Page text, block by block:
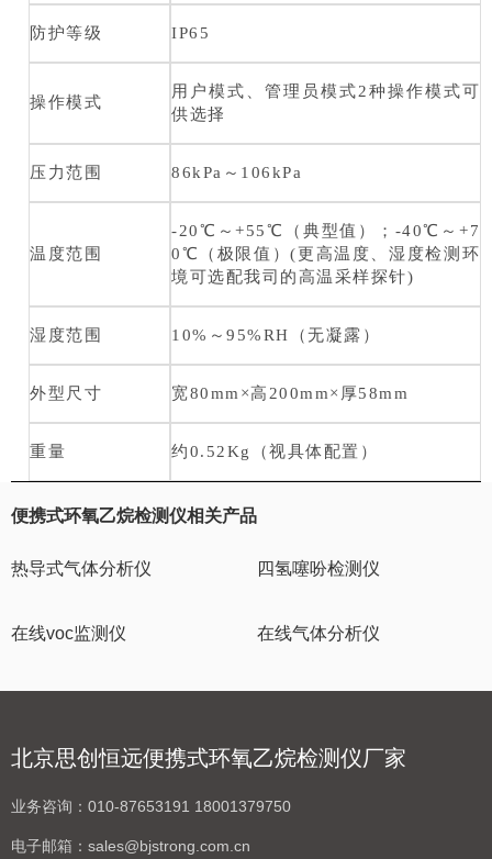
防护等级 IP65
操作模式
用户模式、管理员模式2种操作模式可
供选择
压力范围 86kPa～106kPa
温度范围
-20℃～+55℃（典型值）；-40℃～+7
0℃（极限值）(更高温度、湿度检测环
境可选配我司的高温采样探针)
湿度范围 10%～95%RH（无凝露）
外型尺寸 宽80mm×高200mm×厚58mm
重量 约0.52Kg（视具体配置）
便携式环氧乙烷检测仪相关产品
热导式气体分析仪 四氢噻吩检测仪
在线voc监测仪 在线气体分析仪
北京思创恒远便携式环氧乙烷检测仪厂家
业务咨询： 010-87653191 18001379750
电子邮箱： sales@bjstrong.com.cn